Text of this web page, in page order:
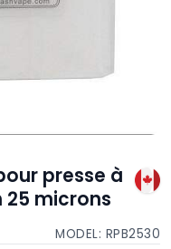
presse à
25 microns
MODEL: RPB2530